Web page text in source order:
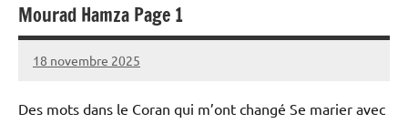
Mourad Hamza Page 1
18 novembre 2025
prieres
Des mots dans le Coran qui m’ont changé Se marier avec